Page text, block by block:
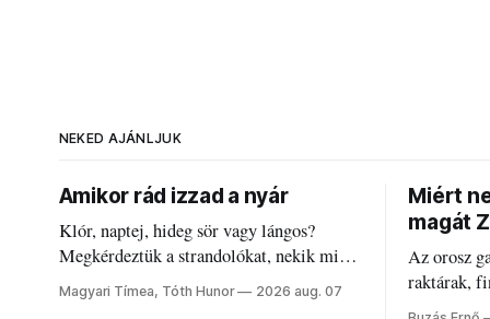
NEKED AJÁNLJUK
Amikor rád izzad a nyár
Klór, naptej, hideg sör vagy lángos?
Megkérdeztük a strandolókat, nekik mi
jelenti a nyarat, és hogyan bírják a
kánikulát.
Magyari Tímea, Tóth Hunor 2026 aug. 07
Miért
magát
Az orosz
raktárak,
Akárcsak